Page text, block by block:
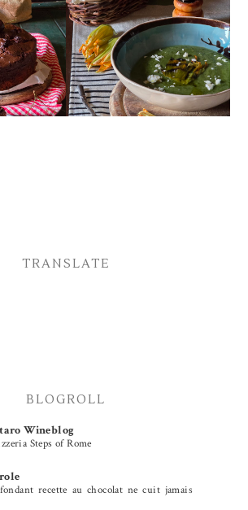
E
CREMA ESTIVA DI
ZUCCHINE CON FIORI E
FETA
TRANSLATE
BLOGROLL
Wineblog
Steps of Rome
recette au chocolat ne cuit jamais